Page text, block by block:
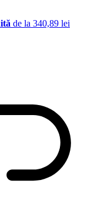
de la 340,89 lei